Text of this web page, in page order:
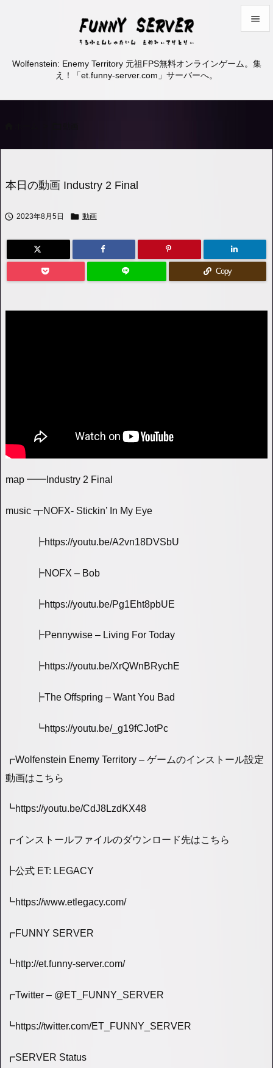
Wolfenstein: Enemy Territory 元祖FPS無料オンラインゲーム。集
え！「et.funny-server.com」サーバーへ。

次へ
本日の動画 Industry 2 Final
 2023年8月5日  動画
Copy
map ━━Industry 2 Final
music ┳NOFX- Stickin’ In My Eye
┣https://youtu.be/A2vn18DVSbU
┣NOFX – Bob
┣https://youtu.be/Pg1Eht8pbUE
┣Pennywise – Living For Today
┣https://youtu.be/XrQWnBRychE
┣The Offspring – Want You Bad
┗https://youtu.be/_g19fCJotPc
┏Wolfenstein Enemy Territory – ゲームのインストール設定
動画はこちら
┗https://youtu.be/CdJ8LzdKX48
┏インストールファイルのダウンロード先はこちら
┣公式 ET: LEGACY
┗https://www.etlegacy.com/
┏FUNNY SERVER
┗http://et.funny-server.com/
┏Twitter – @ET_FUNNY_SERVER
┗https://twitter.com/ET_FUNNY_SERVER
┏SERVER Status